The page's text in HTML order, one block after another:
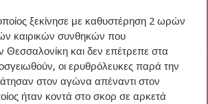
ξεκίνησε με καθυστέρηση 2 ωρών
καιρικών συνθηκών που
Θεσσαλονίκη και δεν επέτρεπε στα
οι ερυθρόλευκες παρά την
στον αγώνα απέναντι στον
ήταν κοντά στο σκορ σε αρκετά